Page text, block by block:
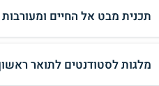
תכנית מבט אל החיים
מלגות לסטודנטים לתואר